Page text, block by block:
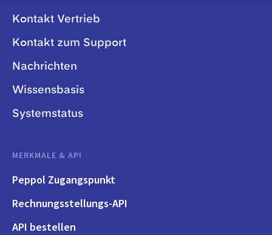
Kontakt Vertrieb
Kontakt zum Support
Nachrichten
Wissensbasis
Systemstatus
MERKMALE & API
Peppol Zugangspunkt
Rechnungsstellungs-API
API bestellen